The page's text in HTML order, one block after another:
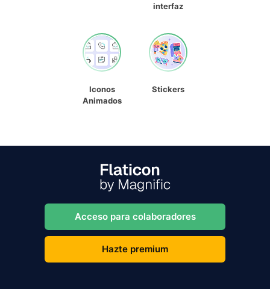
interfaz
Iconos
Animados
Stickers
Acceso para colaboradores
Hazte premium